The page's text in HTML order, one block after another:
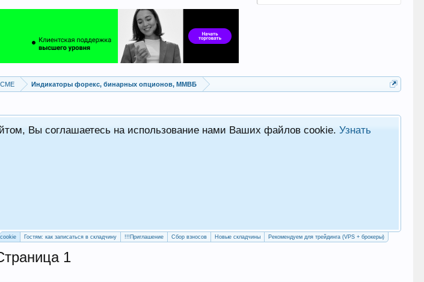
Индикаторы форекс, бинарных опционов, ММВБ
Вы соглашаетесь на использование нами Ваших файлов cookie.Узнать
Гостям: как записаться в складчину !!!Приглашение Сбор взносов Новые складчины Рекомендуем для трейдинга (VPS + брокеры)
1